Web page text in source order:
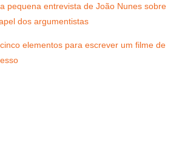
pequena entrevista de João Nunes sobre
dos argumentistas
elementos para escrever um filme de